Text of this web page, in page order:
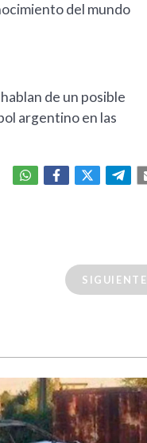
del mundo
de un posible
argentino en las
SIGUIENTE